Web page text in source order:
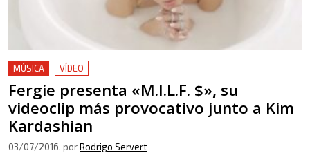
MÚSICA VÍDEO
Fergie presenta «M.I.L.F. $», su
videoclip más provocativo junto a Kim
Kardashian
03/07/2016, porRodrigo Servert